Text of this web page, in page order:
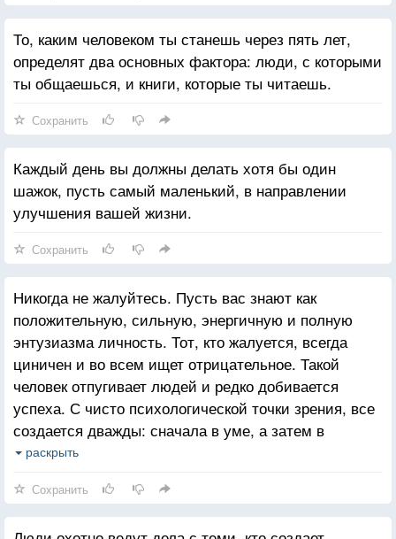
То, каким человеком ты станешь через пять лет,
определят два основных фактора: люди, с которыми
ты общаешься, и книги, которые ты читаешь.
Сохранить
Каждый день вы должны делать хотя бы один
шажок, пусть самый маленький, в направлении
улучшения вашей жизни.
Сохранить
Никогда не жалуйтесь. Пусть вас знают как
положительную, сильную, энергичную и полную
энтузиазма личность. Тот, кто жалуется, всегда
циничен и во всем ищет отрицательное. Такой
человек отпугивает людей и редко добивается
успеха. С чисто психологической точки зрения, все
создается дважды: сначала в уме, а затем в
реальности. Концентрируйтесь на положительном.
свернуть вас с намеченного пути к успеху.
Представляйте то, чего вы хотите, и крепко в это
раскрыть
Сохранить